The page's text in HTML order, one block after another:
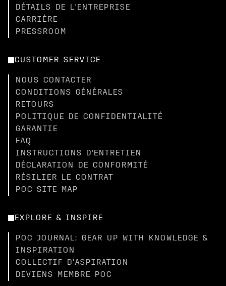
DÉTAILS DE L'ENTREPRISE
CARRIÈRE
PRESSROOM
CUSTOMER SERVICE
NOUS CONTACTER
CONDITIONS GÉNÉRALES
RETOURS
POLITIQUE DE CONFIDENTIALITÉ
GARANTIE
FAQ
INSTRUCTIONS D'ENTRETIEN
DÉCLARATION DE CONFORMITÉ
RÉSILIER LE CONTRAT
POC SITE MAP
EXPLORE & INSPIRE
POC JOURNAL: GEAR UP WITH KNOWLEDGE &
INSPIRATION
COLLECTIF D’ASPIRATION
DEVIENS MEMBRE POC